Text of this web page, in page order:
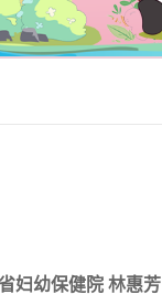
妇幼保健院 林惠芳